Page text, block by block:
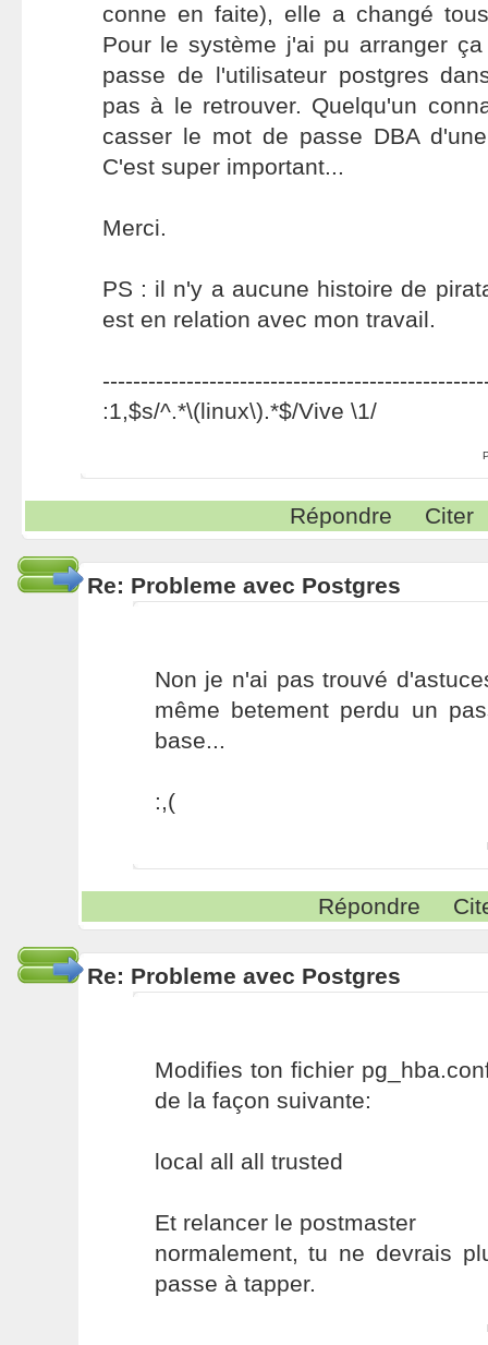
conne en faite), elle a changé
Pour le système j'ai pu arranger
passe de l'utilisateur postgres
pas à le retrouver. Quelqu'un
casser le mot de passe DBA
C'est super important...
Merci.
PS : il n'y a aucune histoire de
est en relation avec mon travail.
:1,$s/^.*\(linux\).*$/Vive \1/
Répondre Citer
Re: Probleme avec Postgres
Non je n'ai pas trouvé
même betement perdu un
base...
:,(
Répondre
Re: Probleme avec Postgres
Modifies ton fichier
de la façon suivante:
local all all trusted
Et relancer le postmaster
normalement, tu ne devrais
passe à tapper.